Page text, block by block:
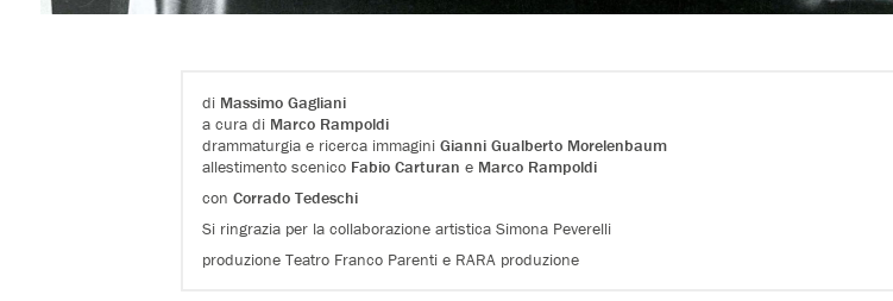
di Massimo Gagliani
a cura di Marco Rampoldi
drammaturgia e ricerca immaginiGianni Gualberto Morelenbaum
allestimento scenico Fabio Carturane Marco Rampoldi
conCorrado Tedeschi
Si ringrazia per la collaborazione artistica Simona Peverelli
produzione Teatro Franco Parenti e RARA produzione